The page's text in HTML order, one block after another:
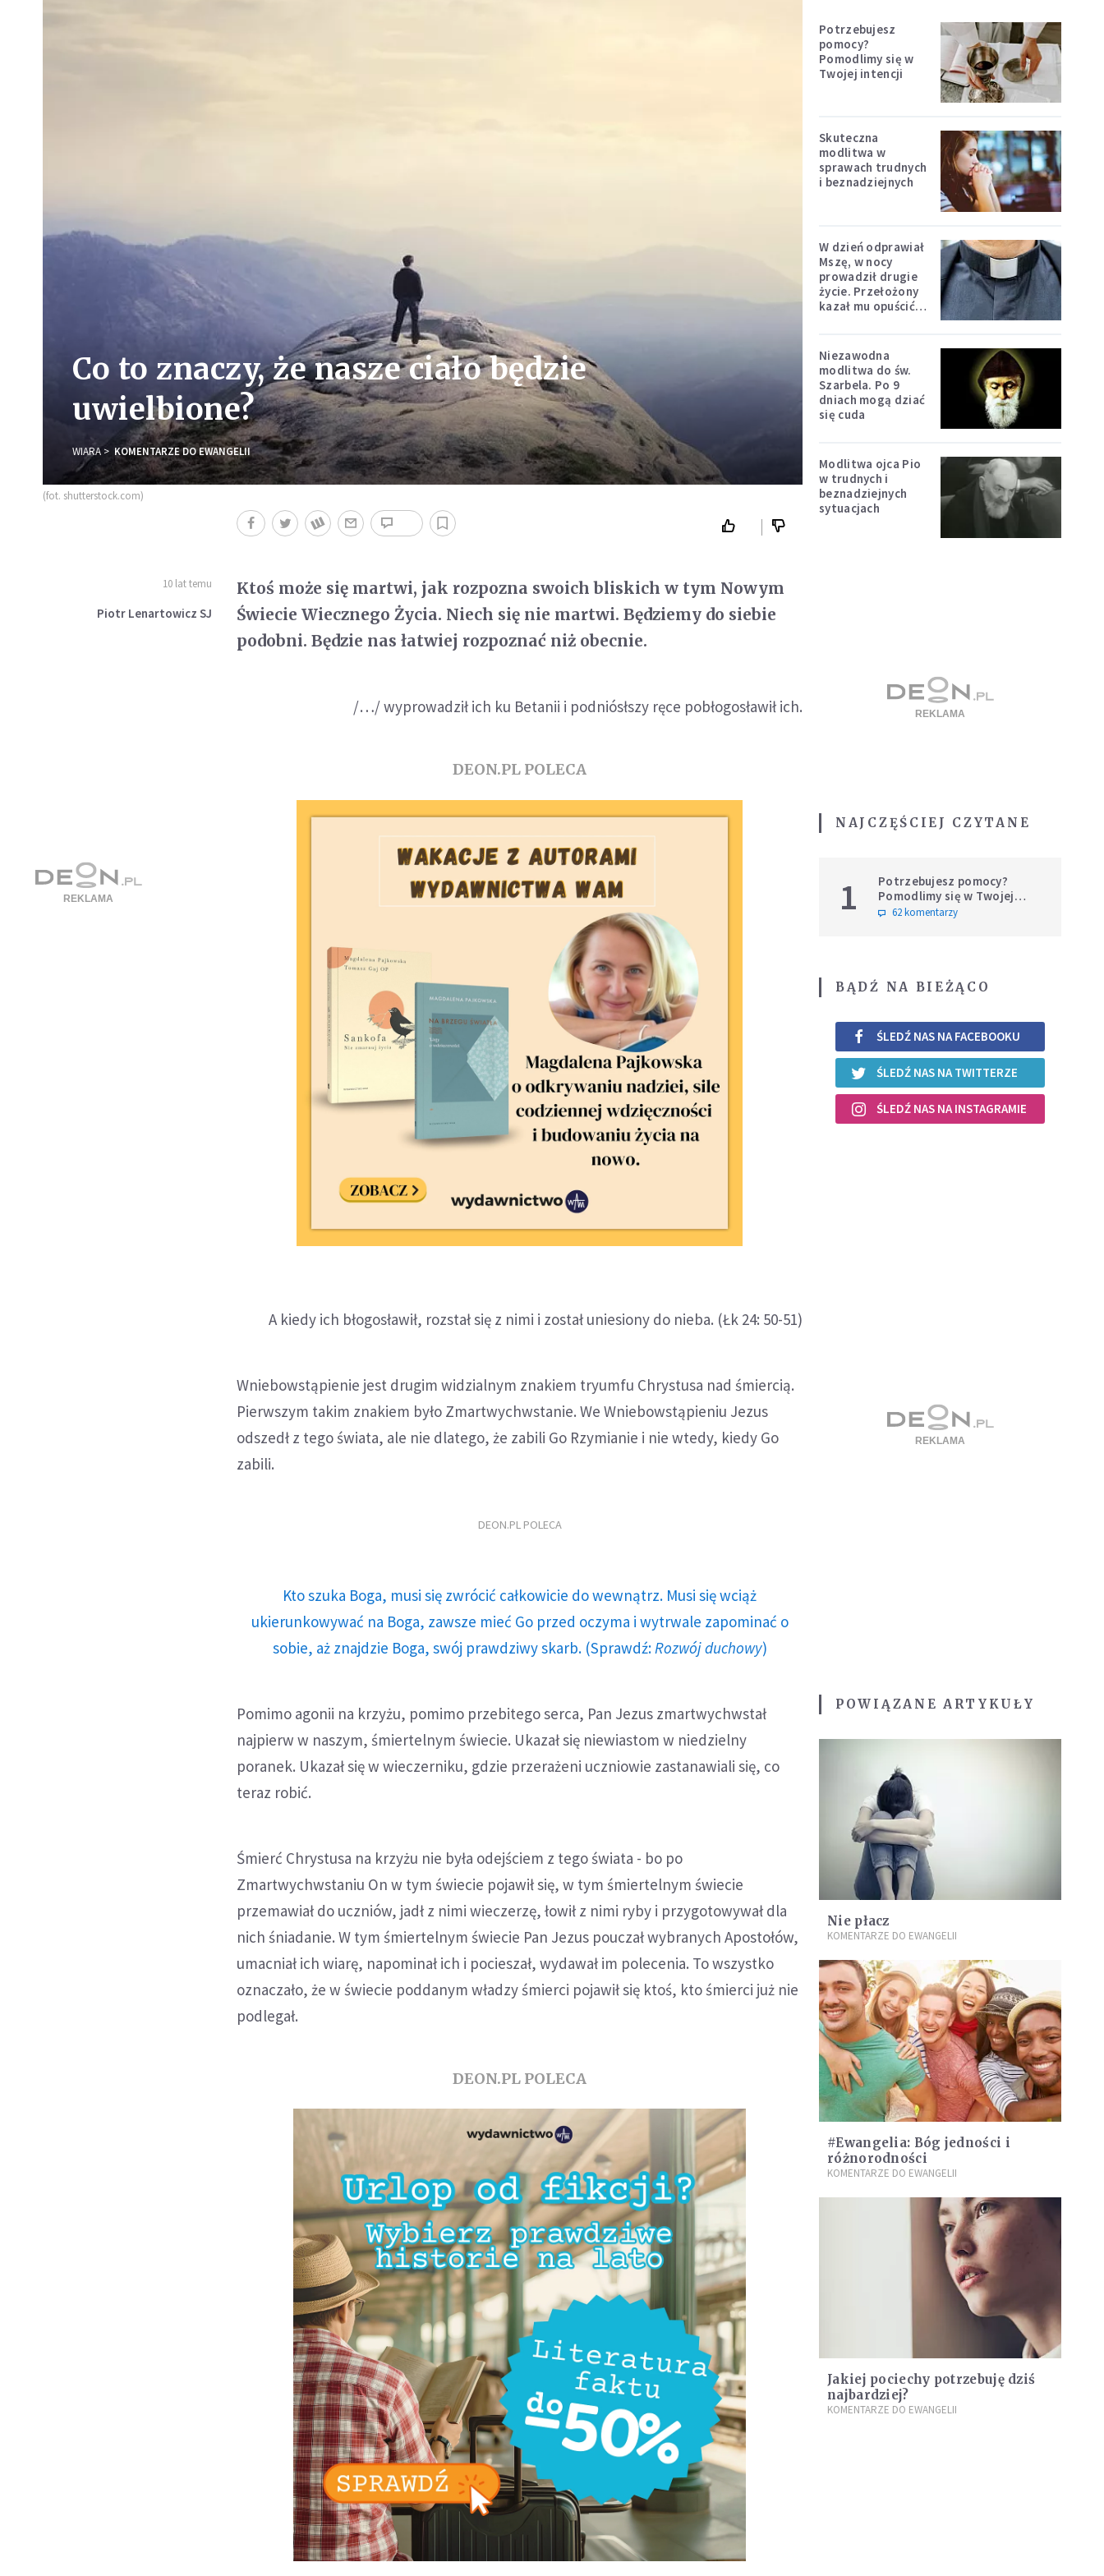
Co to znaczy, że nasze ciało będzie
uwielbione?
WIARA KOMENTARZE DO EWANGELII
(fot. shutterstock.com)
10 lat temu
Piotr Lenartowicz SJ
Ktoś może się martwi, jak rozpozna swoich bliskich w tym Nowym
Świecie Wiecznego Życia. Niech się nie martwi. Będziemy do siebie
podobni. Będzie nas łatwiej rozpoznać niż obecnie.
/…/ wyprowadził ich ku Betanii i podniósłszy ręce pobłogosławił ich.
DEON.PL POLECA
A kiedy ich błogosławił, rozstał się z nimi i został uniesiony do nieba. (Łk 24: 50-51)
Wniebowstąpienie jest drugim widzialnym znakiem tryumfu Chrystusa nad śmiercią.
Pierwszym takim znakiem było Zmartwychwstanie. We Wniebowstąpieniu Jezus
odszedł z tego świata, ale nie dlatego, że zabili Go Rzymianie i nie wtedy, kiedy Go
zabili.
DEON.PL POLECA
Kto szuka Boga, musi się zwrócić całkowicie do wewnątrz. Musi się wciąż
ukierunkowywać na Boga, zawsze mieć Go przed oczyma i wytrwale zapominać o
sobie, aż znajdzie Boga, swój prawdziwy skarb. (Sprawdź: Rozwój duchowy)
Pomimo agonii na krzyżu, pomimo przebitego serca, Pan Jezus zmartwychwstał
najpierw w naszym, śmiertelnym świecie. Ukazał się niewiastom w niedzielny
poranek. Ukazał się w wieczerniku, gdzie przerażeni uczniowie zastanawiali się, co
teraz robić.
Śmierć Chrystusa na krzyżu nie była odejściem z tego świata - bo po
Zmartwychwstaniu On w tym świecie pojawił się, w tym śmiertelnym świecie
przemawiał do uczniów, jadł z nimi wieczerzę, łowił z nimi ryby i przygotowywał dla
nich śniadanie. W tym śmiertelnym świecie Pan Jezus pouczał wybranych Apostołów,
umacniał ich wiarę, napominał ich i pocieszał, wydawał im polecenia. To wszystko
oznaczało, że w świecie poddanym władzy śmierci pojawił się ktoś, kto śmierci już nie
podlegał.
DEON.PL POLECA
Potrzebujesz
pomocy?
Pomodlimy się w
Twojej intencji
Skuteczna
modlitwa w
sprawach trudnych
i beznadziejnych
W dzień odprawiał
Mszę, w nocy
prowadził drugie
życie. Przełożony
kazał mu opuścić
Niezawodna
modlitwa do św.
Szarbela. Po 9
dniach mogą dziać
się cuda
Modlitwa ojca Pio
w trudnych i
beznadziejnych
sytuacjach
NAJCZĘŚCIEJ CZYTANE
1
Potrzebujesz pomocy?
Pomodlimy się w Twojej
intencji
62 komentarzy
BĄDŹ NA BIEŻĄCO
ŚLEDŹ NAS NA FACEBOOKU
ŚLEDŹ NAS NA TWITTERZE
ŚLEDŹ NAS NA INSTAGRAMIE
POWIĄZANE ARTYKUŁY
Nie płacz
KOMENTARZE DO EWANGELII
#Ewangelia: Bóg jedności i
różnorodności
KOMENTARZE DO EWANGELII
Jakiej pociechy potrzebuję dziś
najbardziej?
KOMENTARZE DO EWANGELII